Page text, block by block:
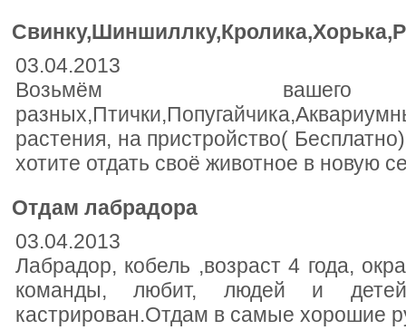
03.04.2013
Возьмём вашего
растения, на пристройство(
хотите отдать своё животное в новую
Отдам лабрадора
03.04.2013
Лабрадор, кобель ,возраст 4 года,
команды, любит, людей и
кастрирован.Отдам в самые хорошие